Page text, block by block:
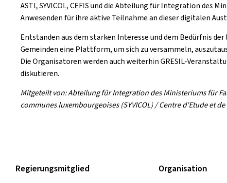
ASTI, SYVICOL, CEFIS und die Abteilung für Integration
Anwesenden für ihre aktive Teilnahme an dieser digitalen
Entstanden aus dem starken Interesse und dem Bedürfnis
Gemeinden eine Plattform, um sich zu versammeln,
Die Organisatoren werden auch weiterhin GRESIL-
diskutieren.
Mitgeteilt von: Abteilung für Integration des Ministeriums für
communes luxembourgeoises (SYVICOL) / Centre d'Etude et
Regierungsmitglied Organisation